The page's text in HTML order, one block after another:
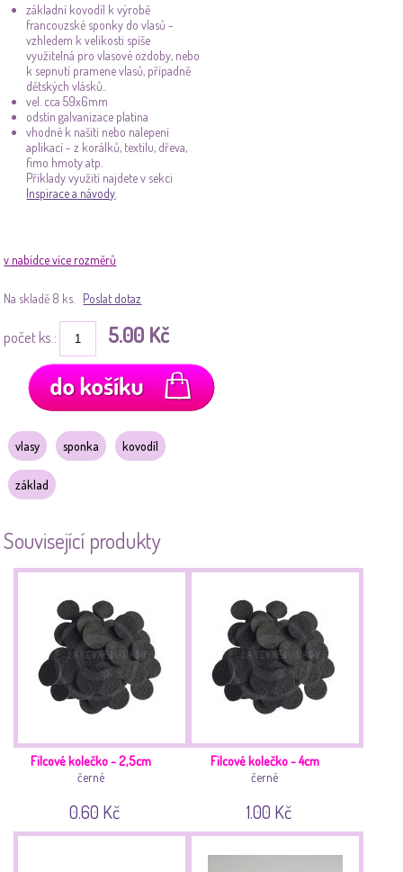
základní kovodíl k výrobě
francouzské sponky do vlasů -
vzhledem k velikosti spíše
využitelná pro vlasové ozdoby, nebo
k sepnutí pramene vlasů, případně
dětských vlásků..
vel. cca 59x6mm
odstín galvanizace platina
vhodné k našití nebo nalepení
aplikací - z korálků, textilu, dřeva,
fimo hmoty atp.
Příklady využití najdete v sekci
Inspirace a návody
v nabídce více rozměrů
Na skladě 8 ks. Poslat dotaz
počet ks.: 5.00 Kč
vlasy sponka kovodíl
základ
Související produkty
Filcové kolečko - 2,5cm
černé
0.60 Kč
Filcové kolečko - 4cm
černé
1.00 Kč